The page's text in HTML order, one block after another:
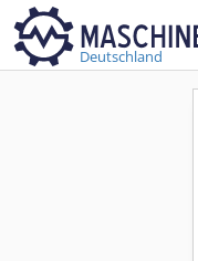
Deutschland